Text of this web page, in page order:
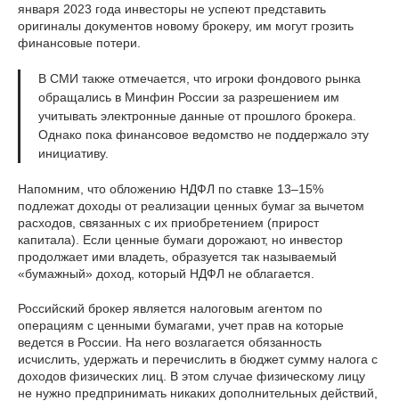
января 2023 года инвесторы не успеют представить
оригиналы документов новому брокеру, им могут грозить
финансовые потери.
В СМИ также отмечается, что игроки фондового рынка
обращались в Минфин России за разрешением им
учитывать электронные данные от прошлого брокера.
Однако пока финансовое ведомство не поддержало эту
инициативу.
Напомним, что обложению НДФЛ по ставке 13–15%
подлежат доходы от реализации ценных бумаг за вычетом
расходов, связанных с их приобретением (прирост
капитала). Если ценные бумаги дорожают, но инвестор
продолжает ими владеть, образуется так называемый
«бумажный» доход, который НДФЛ не облагается.
Российский брокер является налоговым агентом по
операциям с ценными бумагами, учет прав на которые
ведется в России. На него возлагается обязанность
исчислить, удержать и перечислить в бюджет сумму налога с
доходов физических лиц. В этом случае физическому лицу
не нужно предпринимать никаких дополнительных действий,